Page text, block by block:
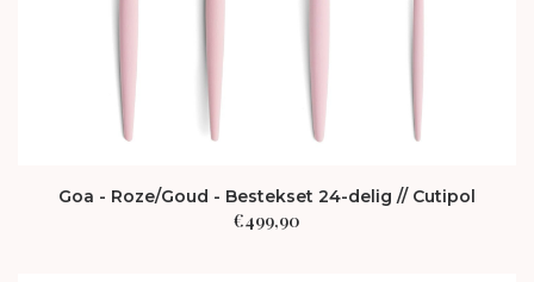
Goa - Roze/Goud - Bestekset 24-delig // Cutipol
€499,90